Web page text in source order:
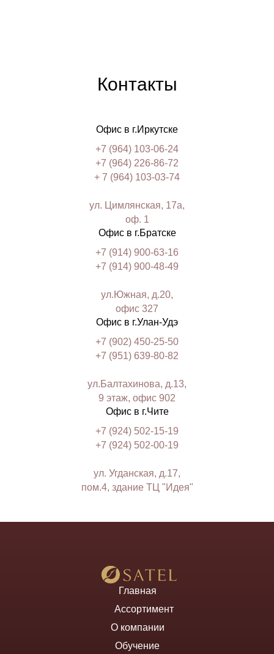
Контакты
Офис в г.Иркутске
+7 (964) 103-06-24
+7 (964) 226-86-72
+ 7 (964) 103-03-74
ул. Цимлянская, 17а,
оф. 1
Офис в г.Братске
+7 (914) 900-63-16
+7 (914) 900-48-49
ул.Южная, д.20,
офис 327
Офис в г.Улан-Удэ
+7 (902) 450-25-50
+7 (951) 639-80-82
ул.Балтахинова, д.13,
9 этаж, офис 902
Офис в г.Чите
+7 (924) 502-15-19
+7 (924) 502-00-19
ул. Угданская, д.17,
пом.4, здание ТЦ "Идея"
Главная
Ассортимент
Обучение
О компании